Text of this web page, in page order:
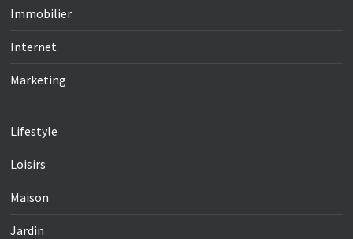
Immobilier
Internet
Marketing
Lifestyle
Loisirs
Maison
Jardin